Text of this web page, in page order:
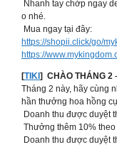
Nhanh tay chớp ngay
o nhé.
Mua ngay tại đây:
https://shopii.click/go/
https://
[TIKI ] CHÀO THÁNG 2
Tháng 2 này, hãy cùng
hần thưởng hoa hồng
Doanh thu được duyệt
Thưởng thêm 10%
Doanh thu được duyệt